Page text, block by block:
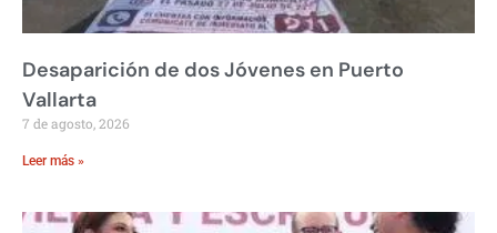
Desaparición de dos Jóvenes en Puerto
Vallarta
7 de agosto, 2026
Leer más »